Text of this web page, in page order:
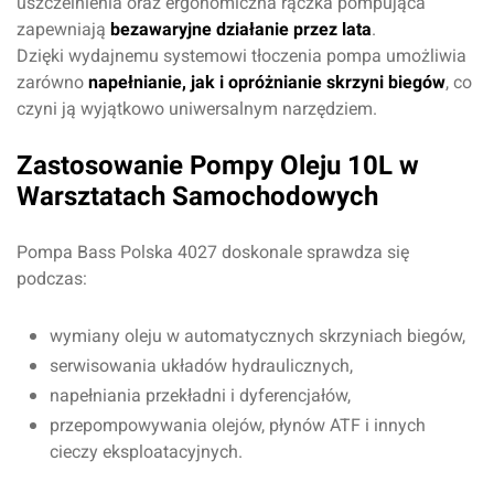
zapewniają bezawaryjne działanie przez lata.
Dzięki wydajnemu systemowi tłoczenia pompa umożliwia
zarówno napełnianie, jak i opróżnianie skrzyni biegów, co
czyni ją wyjątkowo uniwersalnym narzędziem.
Zastosowanie Pompy Oleju 10L w
Warsztatach Samochodowych
Pompa Bass Polska 4027 doskonale sprawdza się
podczas:
wymiany oleju w automatycznych skrzyniach biegów,
serwisowania układów hydraulicznych,
napełniania przekładni i dyferencjałów,
przepompowywania olejów, płynów ATF i innych
cieczy eksploatacyjnych.
Oceń produkt
Przyznaj ocenę: